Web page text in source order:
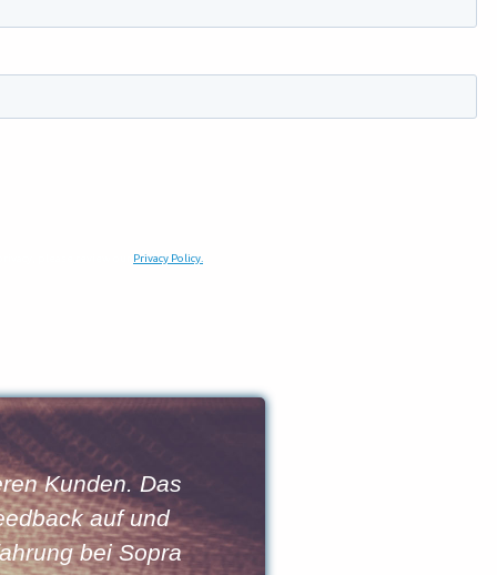
Kunden. Das
auf und
bei Sopra